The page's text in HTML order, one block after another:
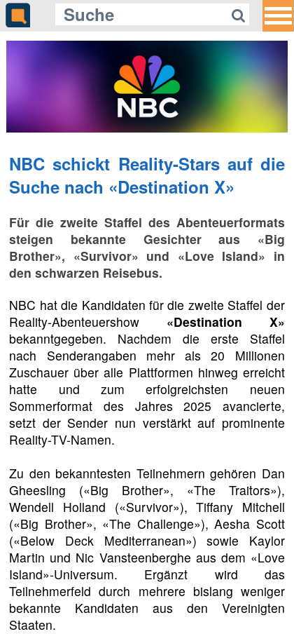
NBC schickt Reality-Stars auf die
Suche nach «Destination X»
Für die zweite Staffel des Abenteuerformats
steigen bekannte Gesichter aus «Big
Brother», «Survivor» und «Love Island» in
den schwarzen Reisebus.
NBC hat die Kandidaten für die zweite Staffel der
Reality-Abenteuershow «Destination X»
bekanntgegeben. Nachdem die erste Staffel
nach Senderangaben mehr als 20 Millionen
Zuschauer über alle Plattformen hinweg erreicht
hatte und zum erfolgreichsten neuen
Sommerformat des Jahres 2025 avancierte,
setzt der Sender nun verstärkt auf prominente
Reality-TV-Namen.
Zu den bekanntesten Teilnehmern gehören Dan
Gheesling («Big Brother», «The Traitors»),
Wendell Holland («Survivor»), Tiffany Mitchell
(«Big Brother», «The Challenge»), Aesha Scott
(«Below Deck Mediterranean») sowie Kaylor
Martin und Nic Vansteenberghe aus dem «Love
Island»-Universum. Ergänzt wird das
Teilnehmerfeld durch mehrere bislang weniger
bekannte Kandidaten aus den Vereinigten
Staaten.